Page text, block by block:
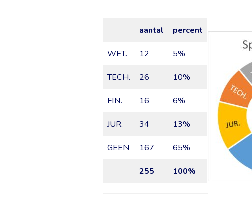
aantal percent
WET. 12 5%
TECH. 26 10%
FIN. 16 6%
JUR. 34 13%
GEEN 167 65%
255 100%